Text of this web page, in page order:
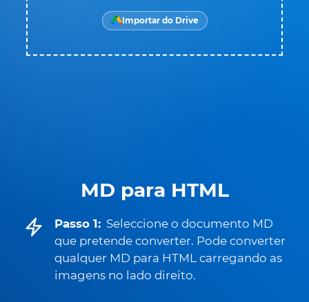
MD para HTML
Passo 1: Seleccione o documento MD
que pretende converter. Pode converter
qualquer MD para HTML carregando as
imagens no lado direito.
Importar do Drive